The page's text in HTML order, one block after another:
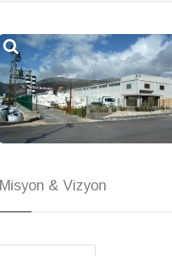
Misyon & Vizyon